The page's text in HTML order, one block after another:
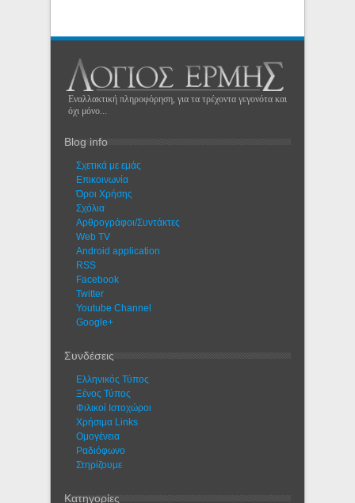
Εναλλακτική πληροφόρηση, για τα τρέχοντα γεγονότα και
όχι μόνο...
Blog info
Σχετικά με εμάς
Eπικοινωνία
Όροι Χρήσης
Σχόλια
Αρθρογράφοι/Συντάκτες
Web TV
Android application
RSS
Facebook
Twitter
Youtube Channel
Google+
Συνδέσεις
Ελληνικός Τύπος
Ξένος Τύπος
Φιλικοί Ιστοχώροι
Χρήσιμα Links
Ομογένεια
Ραδιόφωνο
Στηρίζουμε
Κατηγορίες